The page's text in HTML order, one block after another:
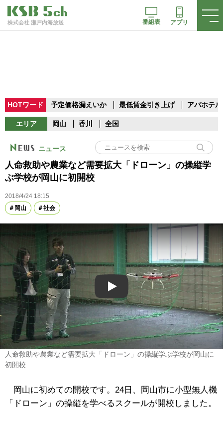
株式会社 瀬戸内海放送 番組表 アプリ
HOTワード 予定価格漏えいか 最低賃金引き上げ アパホテル
エリア 岡山 香川 全国
ニュース
人命救助や農業など需要拡大「ドローン」の操縦学
ぶ学校が岡山に初開校
2018/4/24 18:15
岡山
社会
Play
人命救助や農業など需要拡大「ドローン」の操縦学ぶ学校が岡山に
初開校
岡山に初めての開校です。24日、岡山市に小型無人機
「ドローン」の操縦を学べるスクールが開校しました。